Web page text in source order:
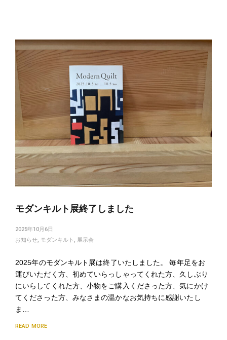
モダンキルト展終了しました
2025年10月6日
お知らせ, モダンキルト , 展示会
2025年のモダンキルト展は終了いたしました。 毎年足をお
運びいただく方、初めていらっしゃってくれた方、久しぶり
にいらしてくれた方、小物をご購入くださった方、気にかけ
てくださった方、みなさまの温かなお気持ちに感謝いたし
ま…
READ MORE
Posts
navigation